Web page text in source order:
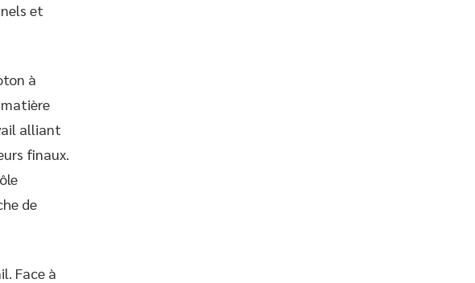
et
à
alliant
finaux.
de
Face à